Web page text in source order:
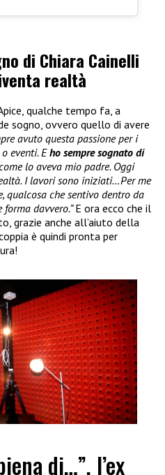
di Chiara Cainelli
realtà
qualche tempo fa, a
sogno, ovvero quello di avere
avuto questa passione per i
eventi. Eho sempre sognato di
lo aveva mio padre. Oggi
I lavori sono iniziati…Per me
qualcosa che sentivo dentro da
davvero.”E ora ecco che il
grazie anche all’aiuto della
è quindi pronta per
di…”, l’ex